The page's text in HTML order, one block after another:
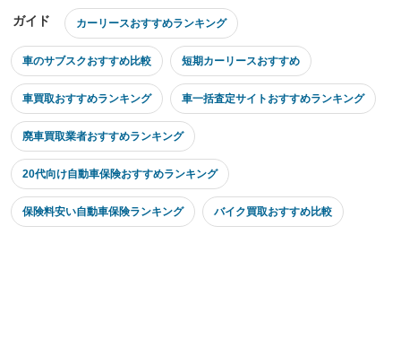
ガイド カーリースおすすめランキング
車のサブスクおすすめ比較 短期カーリースおすすめ
車買取おすすめランキング 車一括査定サイトおすすめランキング
廃車買取業者おすすめランキング
20代向け自動車保険おすすめランキング
保険料安い自動車保険ランキング バイク買取おすすめ比較